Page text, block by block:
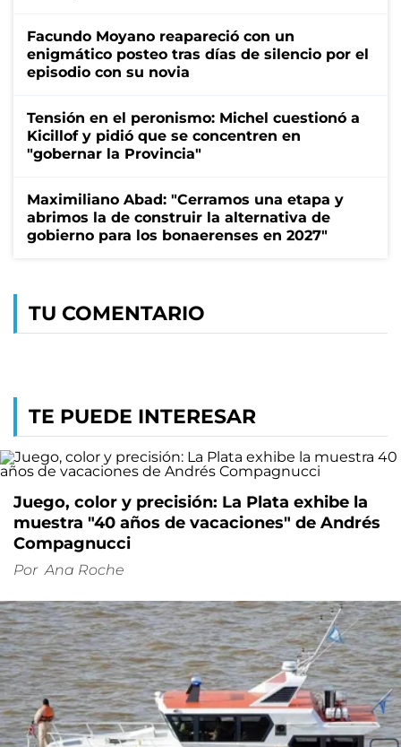
Facundo Moyano reapareció con un
enigmático posteo tras días de silencio por el
episodio con su novia
Tensión en el peronismo: Michel cuestionó a
Kicillof y pidió que se concentren en
"gobernar la Provincia"
Maximiliano Abad: "Cerramos una etapa y
abrimos la de construir la alternativa de
gobierno para los bonaerenses en 2027"
TU COMENTARIO
TE PUEDE INTERESAR
Juego, color y precisión: La Plata exhibe la
muestra "40 años de vacaciones" de Andrés
Compagnucci
Por Ana Roche